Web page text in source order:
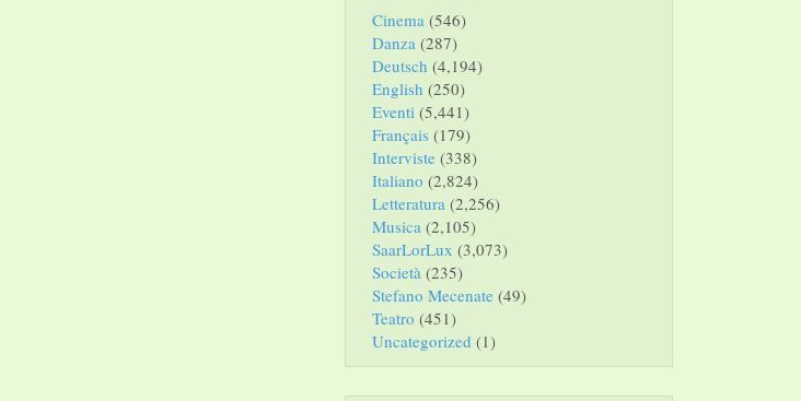
Cinema (546)
Danza (287)
Deutsch (4,194)
English (250)
Eventi (5,441)
Français (179)
Interviste (338)
Italiano (2,824)
Letteratura (2,256)
Musica (2,105)
SaarLorLux (3,073)
Società (235)
Stefano Mecenate (49)
Teatro (451)
Uncategorized (1)